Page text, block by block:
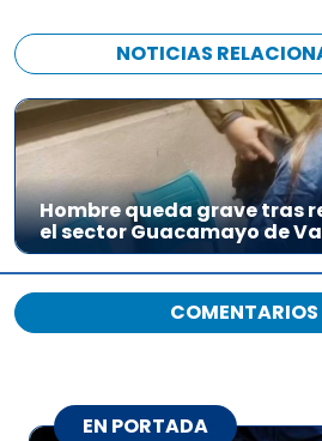
NOTICIAS
Hombre queda grave tras
el sector Guacamayo de
COMENTARIOS
EN PORTADA